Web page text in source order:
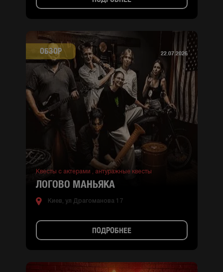
ОБЗОР 22.07.2026
Квесты с актерами , антуражные квесты
ЛОГОВО МАНЬЯКА
Киев, ул Драгоманова 17
ПОДРОБНЕЕ